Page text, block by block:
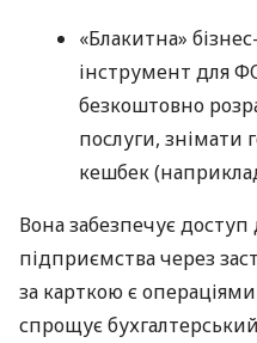
«Блакитна»
інструмент для
безкоштовно
послуги, знімати
кешбек
Вона забезпечує
підприємства через
за карткою є
спрощує